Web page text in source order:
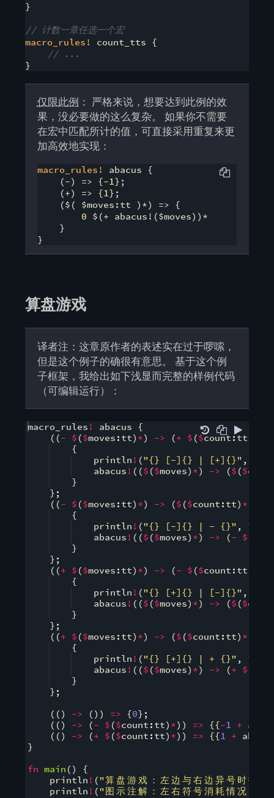
}
// 计数一章任选一个宏
macro_rules!
count_tts {
// ...
}
仅限此例 ： 严格来说，想要达到此例的效
果，没必要做的这么复杂。 如果你不需要
在宏中匹配所计的值，可直接采用重复来更
加高效地实现：
macro_rules!
abacus {
    (-) => {-
1};
    (+) => {
1};
    ($( $moves:tt )*) => {
0 $(+ abacus!($moves))*
    }
算盘游戏
译者注：这章原作者的表述实在过于啰嗦，
但是这个例子的确很有意思。 基于这个例
子框架，我给出如下浅显而完整的样例代码
（可编辑运行）：
macro_rules ! abacus {
((- $ ($moves : tt) *) -> (+ $ ($count :tt
{
    println
! ("{} [-]{} | [+]{}" ,
    abacus
! (($ ($moves) *) -> ($ ($
}
} ;
((- $ ($moves : tt) *) -> ($ ($count : tt) *
{
    println
! ("{} [-]{} | - {}" ,
"-
    abacus
! (($ ($moves) *) -> (- $
}
} ;
((+ $ ($moves : tt) *) -> (- $ ($count : tt
{
    println
! ("{} [+]{} | [-]{}" ,
    abacus
! (($ ($moves) *) -> ($ ($
}
} ;
((+ $ ($moves : tt) *) -> ($ ($count : tt) *
{
    println
! ("{} [+]{} | + {}" ,
"+
    abacus
! (($ ($moves) *) -> (+ $
}
} ;
(( ) -> ( )) => {0} ;
(( ) -> (- $ ($count : tt) *)) => {{-1 +
(( ) -> (+ $ ($count : tt) *)) => {{1 +
}
fn main ( )
{
    println
! ("算盘 游戏 ： 左 边 与右边 异号 时抵
    println
! ("图 示注 解 ： 左 右符号消 耗情况